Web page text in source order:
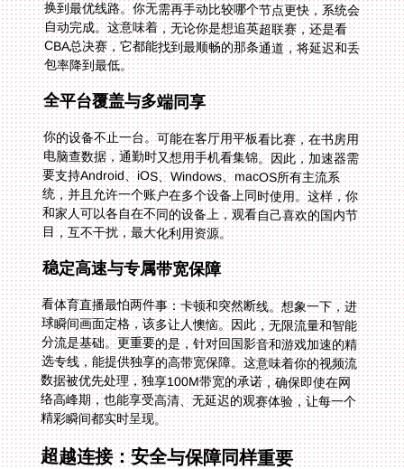
包率降到最低。
全平台覆盖与多端同享
你的设备不止一台。可能在客厅用平板看比赛，在书房用
电脑查数据，通勤时又想用手机看集锦。因此，加速器需
要支持Android、iOS、Windows、macOS所有主流系
统，并且允许一个账户在多个设备上同时使用。这样，你
和家人可以各自在不同的设备上，观看自己喜欢的国内节
目，互不干扰，最大化利用资源。
稳定高速与专属带宽保障
看体育直播最怕两件事：卡顿和突然断线。想象一下，进
球瞬间画面定格，该多让人懊恼。因此，无限流量和智能
分流是基础。更重要的是，针对回国影音和游戏加速的精
选专线，能提供独享的高带宽保障。这意味着你的视频流
数据被优先处理，独享100M带宽的承诺，确保即使在网
络高峰期，也能享受高清、无延迟的观赛体验，让每一个
精彩瞬间都实时呈现。
超越连接：安全与保障同样重要